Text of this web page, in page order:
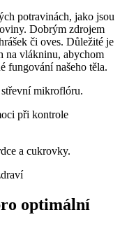
potravinách, jako jsou
Dobrým zdrojem
či oves. Důležité je
na vlákninu, abychom
fungování našeho těla.
mikroflóru.
při kontrole
a cukrovky.
optimální